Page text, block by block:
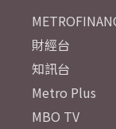
財經台
知訊台
Metro Plus
MBO TV